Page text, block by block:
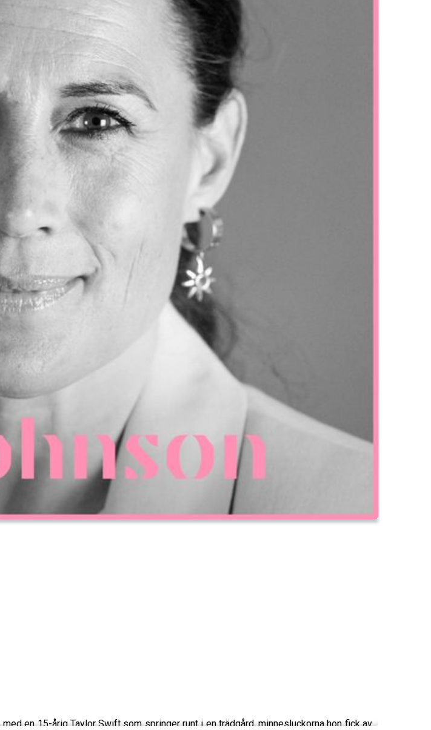
en 15-årig Taylor Swift som springer runt i en trädgård, minnesluckorna hon fick av